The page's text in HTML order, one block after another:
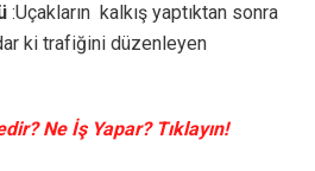
:Uçakların kalkış yaptıktan sonra
ki trafiğini düzenleyen
Ne İş Yapar? Tıklayın!